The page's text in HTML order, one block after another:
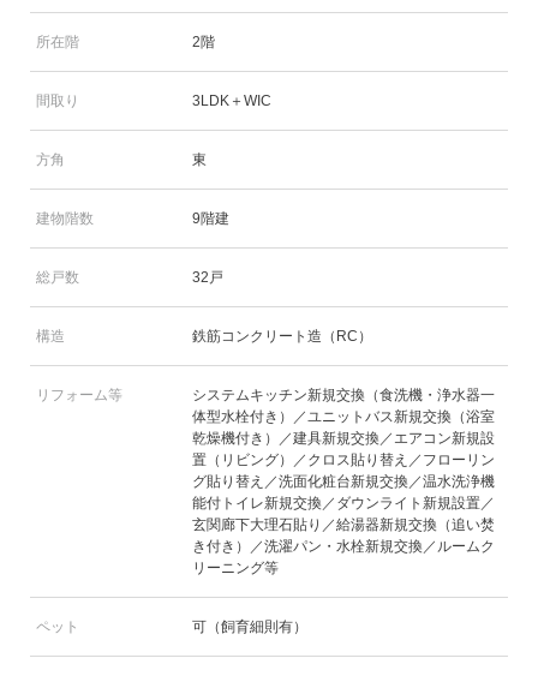
所在階 2階
間取り 3LDK＋WIC
方角 東
建物階数 9階建
総戸数 32戸
構造 鉄筋コンクリート造（RC）
リフォーム等
システムキッチン新規交換（食洗機・浄水器一
体型水栓付き）／ユニットバス新規交換（浴室
乾燥機付き）／建具新規交換／エアコン新規設
置（リビング）／クロス貼り替え／フローリン
グ貼り替え／洗面化粧台新規交換／温水洗浄機
能付トイレ新規交換／ダウンライト新規設置／
玄関廊下大理石貼り／給湯器新規交換（追い焚
き付き）／洗濯パン・水栓新規交換／ルームク
リーニング等
ペット 可（飼育細則有）